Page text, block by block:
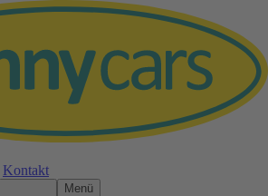
Kontakt
Menü